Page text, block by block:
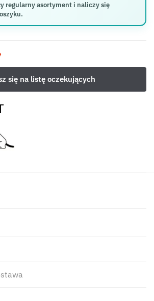
regularny asortyment i naliczy się